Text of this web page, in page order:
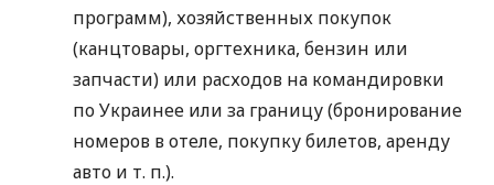
программ), хозяйственных покупок
(канцтовары, оргтехника, бензин или
запчасти) или расходов на командировки
по Украинее или за границу (бронирование
номеров в отеле, покупку билетов, аренду
авто и т. п.).